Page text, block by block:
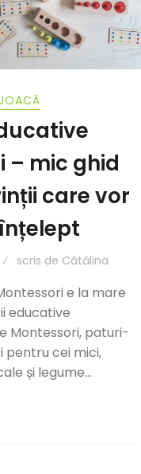
– mic ghid
care vor
scris de Cătălina
e la mare
educative
Montessori, paturi-
pentru cei mici,
și legume…